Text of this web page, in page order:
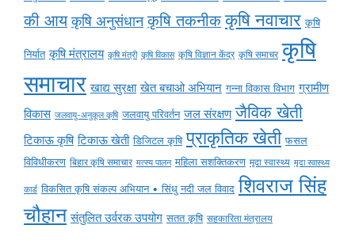
की आय कृषि अनुसंधान कृषि तकनीक कृषि नवाचार कृषि
निर्यात कृषि मंत्रालय कृषि मंत्री कृषि विकास कृषि विज्ञान केंद्र कृषि समाचर कृषि
समाचार खाद्य सुरक्षा खेत बचाओ अभियान गन्ना विकास विभाग ग्रामीण
विकास जलवायु-अनुकूल कृषि जलवायु परिवर्तन जल संरक्षण जैविक खेती
टिकाऊ कृषि टिकाऊ खेती डिजिटल कृषि प्राकृतिक खेती फसल
विविधीकरण बिहार कृषि समाचार मत्स्य पालन महिला सशक्तिकरण मृदा स्वास्थ्य मृदा स्वास्थ्य
कार्ड विकसित कृषि संकल्प अभियान • सिंधु नदी जल विवाद शिवराज सिंह
चौहान संतुलित उर्वरक उपयोग सतत कृषि सहकारिता मंत्रालय